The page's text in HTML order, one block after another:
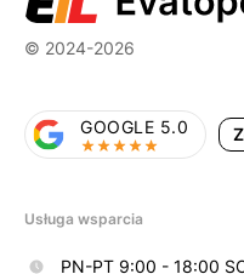
© 2024-2026
GOOGLE 5.0
Usługa wsparcia
PN-PT 9:00 - 18:00